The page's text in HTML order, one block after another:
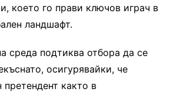
което го прави ключов играч в
ландшафт.
среда подтиква отбора да се
осигурявайки, че
претендент както в